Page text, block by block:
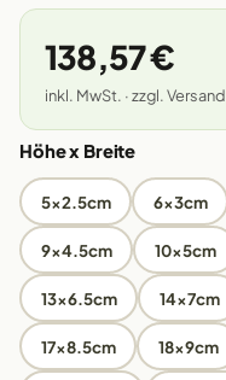
138,57 €
inkl. MwSt. · zzgl. Versand
Höhe x Breite
5x2.5cm 6x3cm
9x4.5cm 10x5cm
13x6.5cm 14x7cm
17x8.5cm 18x9cm